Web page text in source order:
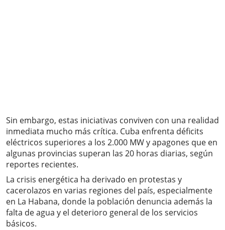
Sin embargo, estas iniciativas conviven con una realidad
inmediata mucho más crítica. Cuba enfrenta déficits
eléctricos superiores a los 2.000 MW y apagones que en
algunas provincias superan las 20 horas diarias, según
reportes recientes.
La crisis energética ha derivado en protestas y
cacerolazos en varias regiones del país, especialmente
en La Habana, donde la población denuncia además la
falta de agua y el deterioro general de los servicios
básicos.